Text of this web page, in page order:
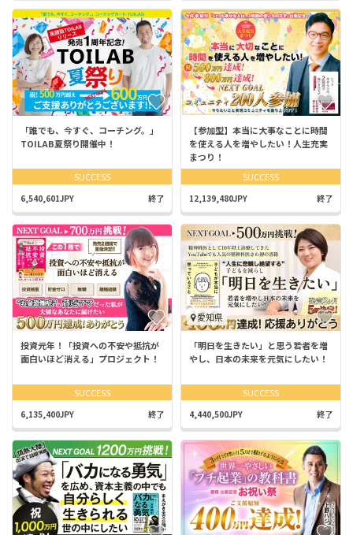
「誰でも、今すぐ、コーチング。」
TOILAB夏祭り開催中！
SUCCESS
6,540,601JPY 終了
【参加型】本当に大事なことに時間
を使える人を増やしたい！人生充実
まつり！
SUCCESS
12,139,480JPY 終了
投資元年！「投資への不安や抵抗が
面白いほど消える」プロジェクト！
SUCCESS
6,135,400JPY 終了
愛知県
「明日を生きたい」と思う若者を増
やし、日本の未来を元気にしたい！
SUCCESS
4,440,500JPY 終了